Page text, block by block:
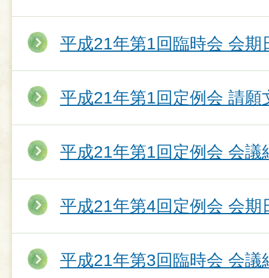
平成21年第1回臨時会 会期
平成21年第1回定例会 請願
平成21年第1回定例会 会議
平成21年第4回定例会 会期
平成21年第3回臨時会 会議